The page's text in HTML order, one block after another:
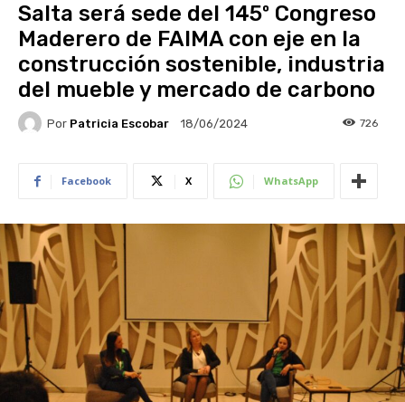
Salta será sede del 145º Congreso
Maderero de FAIMA con eje en la
construcción sostenible, industria
del mueble y mercado de carbono
Por Patricia Escobar 18/06/2024 726
Facebook X WhatsApp